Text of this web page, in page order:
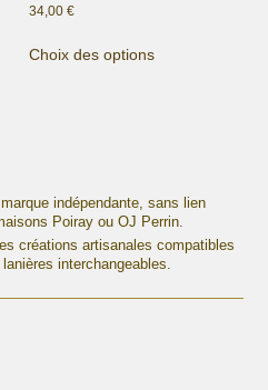
34,00 €
Choix des optionsproduit
peuvent
être
choisies
sur
la
indépendante, sans lien
Poiray ou OJ Perrin.
créations artisanales compatibles
interchangeables.